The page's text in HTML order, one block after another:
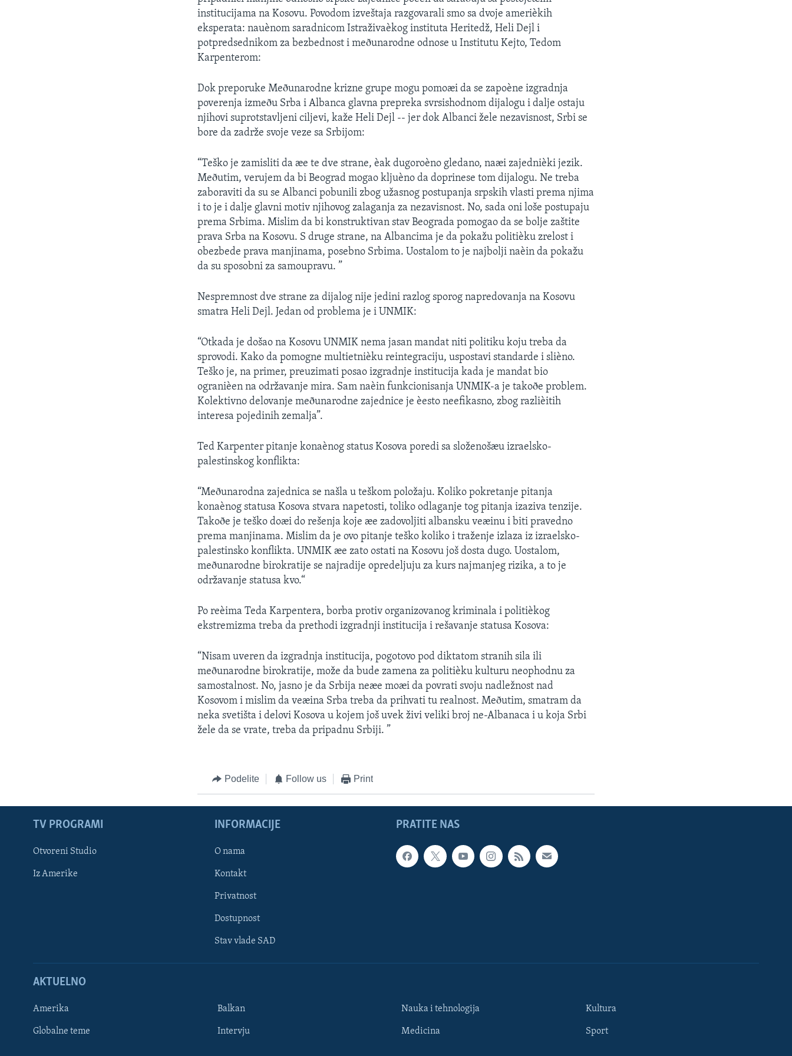
PRATITE NAS
Jezici
institucijama na Kosovu. Povodom izveštaja razgovarali smo sa dvoje amerièkih
eksperata: nauènom saradnicom Istraživaèkog instituta Heritedž, Heli Dejl i
potpredsednikom za bezbednost i meðunarodne odnose u Institutu Kejto, Tedom
Karpenterom:
Dok preporuke Meðunarodne krizne grupe mogu pomoæi da se zapoène izgradnja
poverenja izmeðu Srba i Albanca glavna prepreka svrsishodnom dijalogu i dalje ostaju
njihovi suprotstavljeni ciljevi, kaže Heli Dejl -- jer dok Albanci žele nezavisnost, Srbi se
bore da zadrže svoje veze sa Srbijom:
“Teško je zamisliti da æe te dve strane, èak dugoroèno gledano, naæi zajednièki jezik.
Meðutim, verujem da bi Beograd mogao kljuèno da doprinese tom dijalogu. Ne treba
zaboraviti da su se Albanci pobunili zbog užasnog postupanja srpskih vlasti prema njima
i to je i dalje glavni motiv njihovog zalaganja za nezavisnost. No, sada oni loše postupaju
prema Srbima. Mislim da bi konstruktivan stav Beograda pomogao da se bolje zaštite
prava Srba na Kosovu. S druge strane, na Albancima je da pokažu politièku zrelost i
obezbede prava manjinama, posebno Srbima. Uostalom to je najbolji naèin da pokažu
da su sposobni za samoupravu. ”
Nespremnost dve strane za dijalog nije jedini razlog sporog napredovanja na Kosovu
smatra Heli Dejl. Jedan od problema je i UNMIK:
“Otkada je došao na Kosovu UNMIK nema jasan mandat niti politiku koju treba da
sprovodi. Kako da pomogne multietnièku reintegraciju, uspostavi standarde i slièno.
Teško je, na primer, preuzimati posao izgradnje institucija kada je mandat bio
ogranièen na održavanje mira. Sam naèin funkcionisanja UNMIK-a je takoðe problem.
Kolektivno delovanje meðunarodne zajednice je èesto neefikasno, zbog razlièitih
interesa pojedinih zemalja”.
Ted Karpenter pitanje konaènog status Kosova poredi sa složenošæu izraelsko-
palestinskog konflikta:
“Meðunarodna zajednica se našla u teškom položaju. Koliko pokretanje pitanja
konaènog statusa Kosova stvara napetosti, toliko odlaganje tog pitanja izaziva tenzije.
Takoðe je teško doæi do rešenja koje æe zadovoljiti albansku veæinu i biti pravedno
prema manjinama. Mislim da je ovo pitanje teško koliko i traženje izlaza iz izraelsko-
palestinsko konflikta. UNMIK æe zato ostati na Kosovu još dosta dugo. Uostalom,
meðunarodne birokratije se najradije opredeljuju za kurs najmanjeg rizika, a to je
održavanje statusa kvo.“
Po reèima Teda Karpentera, borba protiv organizovanog kriminala i politièkog
ekstremizma treba da prethodi izgradnji institucija i rešavanje statusa Kosova:
“Nisam uveren da izgradnja institucija, pogotovo pod diktatom stranih sila ili
meðunarodne birokratije, može da bude zamena za politièku kulturu neophodnu za
samostalnost. No, jasno je da Srbija neæe moæi da povrati svoju nadležnost nad
Kosovom i mislim da veæina Srba treba da prihvati tu realnost. Meðutim, smatram da
neka svetišta i delovi Kosova u kojem još uvek živi veliki broj ne-Albanaca i u koja Srbi
žele da se vrate, treba da pripadnu Srbiji. ”
Podelite Follow us Print
PRATITE NAS
TV PROGRAMI
Otvoreni Studio
Iz Amerike
INFORMACIJE
O nama
Kontakt
Privatnost
Dostupnost
Stav vlade SAD
AKTUELNO
Amerika
Globalne teme
Balkan
Intervju
Nauka i tehnologija
Medicina
Kultura
Sport